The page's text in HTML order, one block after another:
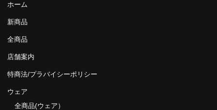
ホーム
新商品
全商品
店舗案内
特商法/プラバイシーポリシー
ウェア
全商品(ウェア）